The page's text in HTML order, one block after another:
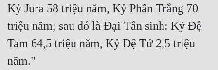
Đô Thị
Đông Phương
Đông Phương Huyền Huyễn
Đồng Nhân
Kỷ Jura 58 triệu năm, Kỷ Phấn Trắng 70
triệu năm; sau đó là Đại Tân sinh: Kỷ Đệ
Tam 64,5 triệu năm, Kỷ Đệ Tứ 2,5 triệu
năm."